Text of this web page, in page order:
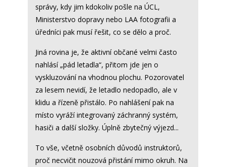
správy, kdy jim kdokoliv pošle na ÚCL,
Ministerstvo dopravy nebo LAA fotografii a
úředníci pak musí řešit, co se dělo a proč.
Jiná rovina je, že aktivní občané velmi často
nahlásí „pád letadla“, přitom jde jen o
vyskluzování na vhodnou plochu. Pozorovatel
za lesem nevidí, že letadlo nedopadlo, ale v
klidu a řízeně přistálo. Po nahlášení pak na
místo vyráží integrovaný záchranný systém,
hasiči a další složky. Úplně zbytečný výjezd...
To vše, včetně osobních důvodů instruktorů,
proč necvičit nouzová přistání mimo okruh. Na